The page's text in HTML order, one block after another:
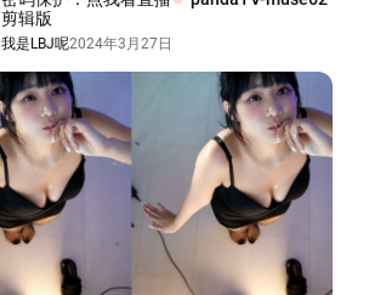
剪辑版
我是LBJ呢2024年3月27日